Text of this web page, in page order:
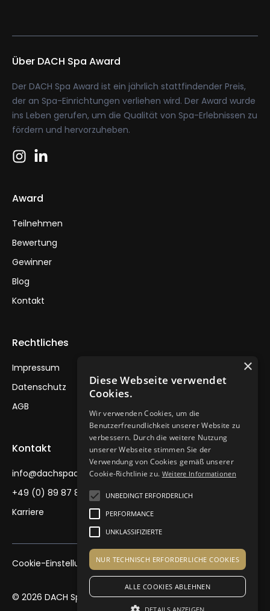
Über DACH Spa Award
Der DACH Spa Award ist ein jährlich stattfindender Preis,
der an Spa-Einrichtungen verliehen wird. Der Award wurde
ins Leben gerufen, um die Qualität von Spa-Erlebnissen zu
fördern und hervorzuheben.
Award
Teilnehmen
Bewertung
Gewinner
Blog
Kontakt
Rechtliches
Impressum
Datenschutz
AGB
Kontakt
info@dachspaawards.de
+49 (0) 89 87 88 30
Karriere
© 2026 DACH Spa Award. Alle Rechte vorbehalten.
Cookie-Einstellungen
×
Diese Webseite verwendet
Cookies.
Wir verwenden Cookies, um die
Benutzerfreundlichkeit unserer Website zu
verbessern. Durch die weitere Nutzung
unserer Webseite stimmen Sie der
Verwendung von Cookies gemäß unserer
Cookie-Richtlinie zu. Weitere Informationen
UNBEDINGT ERFORDERLICH
PERFORMANCE
UNKLASSIFIZIERTE
NUR TECHNISCH ERFORDERLICHE COOKIES
ALLE COOKIES ABLEHNEN